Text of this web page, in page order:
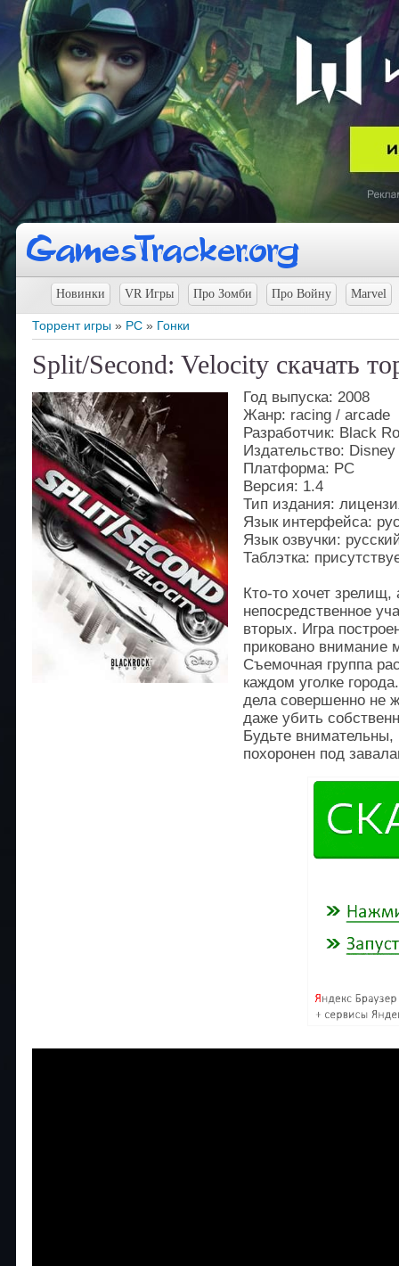
Новинки VR Игры Про Зомби Про Войну Marvel
Торрент игры » PC » Гонки
Split/Second: Velocity скачать
Год выпуска: 2008
Жанр: racing / arcade
Разработчик: Black
Издательство:
Платформа: PC
Версия: 1.4
Тип издания:
Язык интерфейса:
Язык озвучки:
Таблэтка:
Кто-то хочет зрелищ,
непосредственное
вторых. Игра
приковано внимание
Съемочная группа
каждом уголке
дела совершенно не
даже убить
Будьте внимательны,
похоронен под